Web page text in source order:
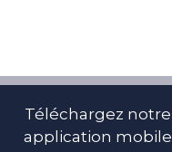
Téléchargez notre
application mobile